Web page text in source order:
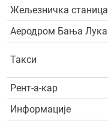
Жељезничка станица
Аеродром Бања Лука
Такси
Рент-а-кар
Информације